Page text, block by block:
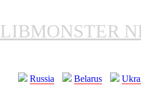
LIBMONSTER
Russia
Belarus